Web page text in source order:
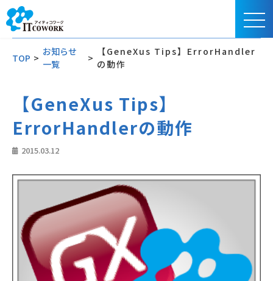
TOP >
お知らせ
一覧
>
【GeneXus Tips】ErrorHandler
の動作
【GeneXus Tips】
ErrorHandlerの動作
2015.03.12